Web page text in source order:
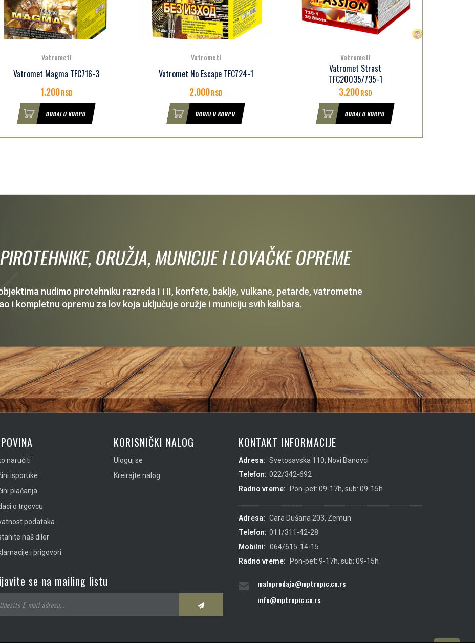
Vatrometi
Vatromet Magma TFC716-3
1.200RSD
DODAJ U KORPU
Vatrometi
Vatromet No Escape TFC724-1
2.000RSD
DODAJ U KORPU
Vatrometi
Vatromet Strast
TFC20035/735-1
3.200RSD
DODAJ U KORPU
ORUŽJA, MUNICIJE I LOVAČKE OPREME
nudimo pirotehniku razreda I i II, konfete, baklje, vulkane, petarde, vatrometne
i kompletnu opremu za lov koja uključuje oružje i municiju svih kalibara.
naručiti
isporuke
plaćanja
o trgovcu
podataka
naš diler
i prigovori
KORISNIČKI NALOG
Uloguj se
Kreirajte nalog
se na mailing listu
KONTAKT INFORMACIJE
Adresa: Svetosavska 110, Novi Banovci
Telefon: 022/342-692
Radno vreme:
Pon-pet: 09-17h, sub: 09-15h
Adresa: Cara Dušana 203, Zemun
Telefon: 011/311-42-28
Mobilni: 064/615-14-15
Radno vreme:
Pon-pet: 9-17h, sub: 09-15h
maloprodaja@mptropic.co.rs
info@mptropic.co.rs